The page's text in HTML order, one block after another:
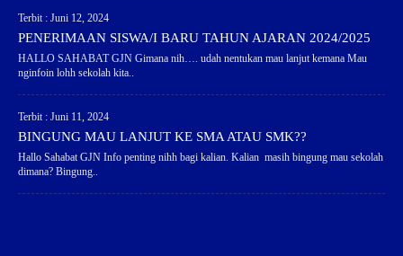
Terbit : Juni 12, 2024
PENERIMAAN SISWA/I BARU TAHUN AJARAN 2024/2025
HALLO SAHABAT GJN Gimana nih…. udah nentukan mau lanjut kemana Mau
nginfoin lohh sekolah kita..
Terbit : Juni 11, 2024
BINGUNG MAU LANJUT KE SMA ATAU SMK??
Hallo Sahabat GJN Info penting nihh bagi kalian. Kalian masih bingung mau sekolah
dimana? Bingung..